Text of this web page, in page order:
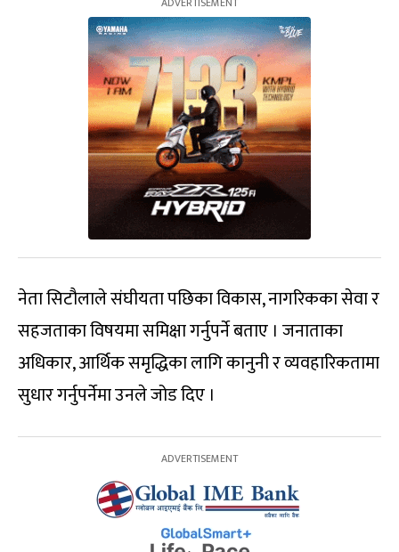
नेता सिटौलाले संघीयता पछिका विकास, नागरिकका सेवा र
सहजताका विषयमा समिक्षा गर्नुपर्ने बताए । जनाताका
अधिकार, आर्थिक समृद्धिका लागि कानुनी र व्यवहारिकतामा
सुधार गर्नुपर्नेमा उनले जोड दिए ।